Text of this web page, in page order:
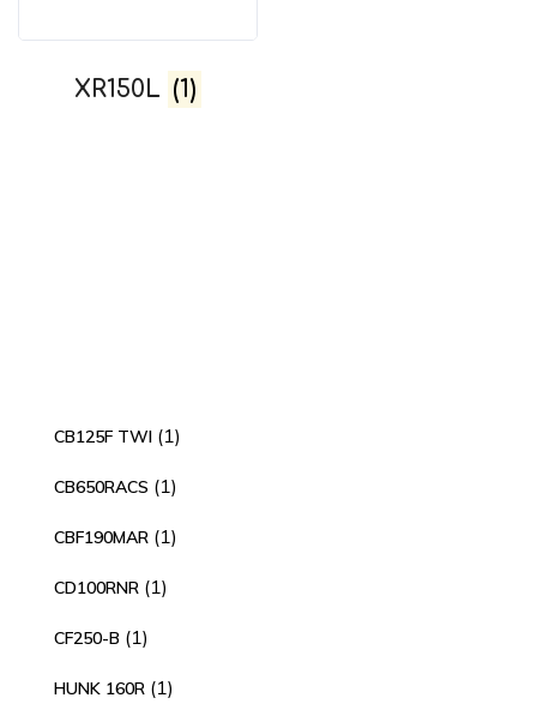
XR150L (1)
CB125F TWI 11
CB650RACS 11
CBF190MAR 11
CD100RNR 11
CF250-B 11
HUNK 160R 11